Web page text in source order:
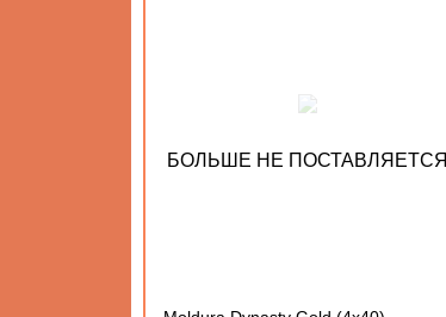
БОЛЬШЕ НЕ ПОСТАВЛЯЕТСЯ